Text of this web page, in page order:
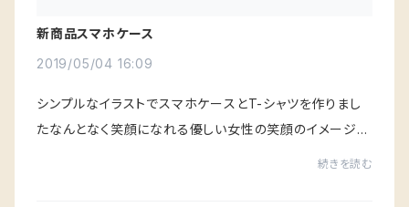
新商品スマホケース
2019/05/04 16:09
シンプルなイラストでスマホケースとT-シャツを作りまし
たなんとなく笑顔になれる優しい女性の笑顔のイメージで
続きを読む